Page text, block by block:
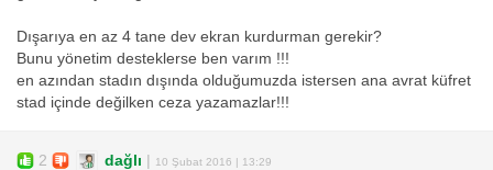
Dışarıya en az 4 tane dev ekran kurdurman gerekir?
Bunu yönetim desteklerse ben varım !!!
en azından stadın dışında olduğumuzda istersen ana avrat küfret
stad içinde değilken ceza yazamazlar!!!
2 dağlı 10 Şubat 2016 | 13:29